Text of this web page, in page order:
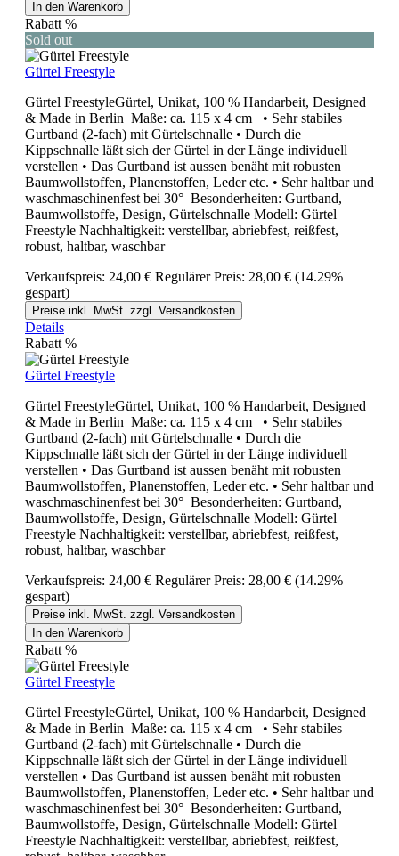
In den Warenkorb
Rabatt %
Sold out
Gürtel Freestyle
Gürtel FreestyleGürtel, Unikat, 100 % Handarbeit, Designed
& Made in Berlin Maße: ca. 115 x 4 cm • Sehr stabiles
Gurtband (2-fach) mit Gürtelschnalle • Durch die
Kippschnalle läßt sich der Gürtel in der Länge individuell
verstellen • Das Gurtband ist aussen benäht mit robusten
Baumwollstoffen, Planenstoffen, Leder etc. • Sehr haltbar und
waschmaschinenfest bei 30° Besonderheiten: Gurtband,
Baumwollstoffe, Design, Gürtelschnalle Modell: Gürtel
Freestyle Nachhaltigkeit: verstellbar, abriebfest, reißfest,
robust, haltbar, waschbar
Verkaufspreis: 24,00 € Regulärer Preis: 28,00 € (14.29%
gespart)
Preise inkl. MwSt. zzgl. Versandkosten
Details
Rabatt %
Gürtel Freestyle
Gürtel FreestyleGürtel, Unikat, 100 % Handarbeit, Designed
& Made in Berlin Maße: ca. 115 x 4 cm • Sehr stabiles
Gurtband (2-fach) mit Gürtelschnalle • Durch die
Kippschnalle läßt sich der Gürtel in der Länge individuell
verstellen • Das Gurtband ist aussen benäht mit robusten
Baumwollstoffen, Planenstoffen, Leder etc. • Sehr haltbar und
waschmaschinenfest bei 30° Besonderheiten: Gurtband,
Baumwollstoffe, Design, Gürtelschnalle Modell: Gürtel
Freestyle Nachhaltigkeit: verstellbar, abriebfest, reißfest,
robust, haltbar, waschbar
Verkaufspreis: 24,00 € Regulärer Preis: 28,00 € (14.29%
gespart)
Preise inkl. MwSt. zzgl. Versandkosten
In den Warenkorb
Rabatt %
Gürtel Freestyle
Gürtel FreestyleGürtel, Unikat, 100 % Handarbeit, Designed
& Made in Berlin Maße: ca. 115 x 4 cm • Sehr stabiles
Gurtband (2-fach) mit Gürtelschnalle • Durch die
Kippschnalle läßt sich der Gürtel in der Länge individuell
verstellen • Das Gurtband ist aussen benäht mit robusten
Baumwollstoffen, Planenstoffen, Leder etc. • Sehr haltbar und
waschmaschinenfest bei 30° Besonderheiten: Gurtband,
Baumwollstoffe, Design, Gürtelschnalle Modell: Gürtel
Freestyle Nachhaltigkeit: verstellbar, abriebfest, reißfest,